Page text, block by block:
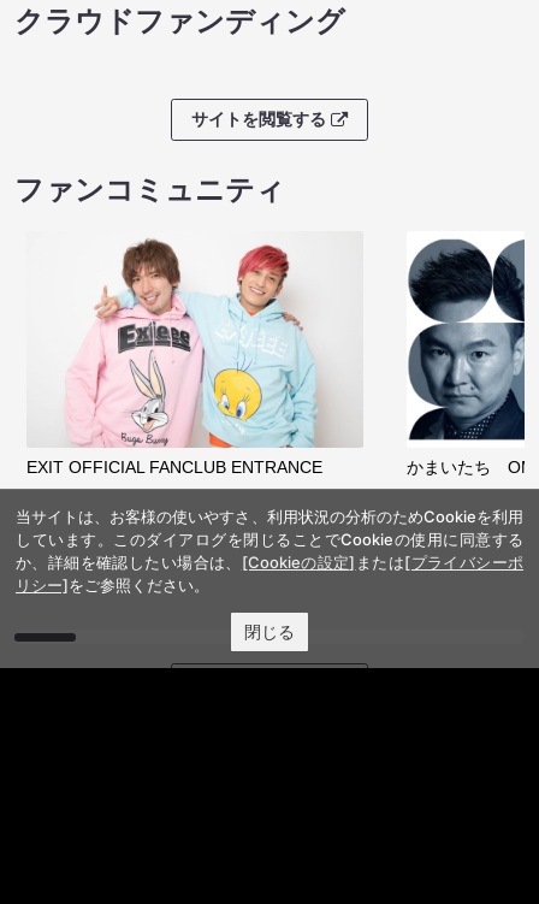
クラウドファンディング
サイトを閲覧する
ファンコミュニティ
EXIT OFFICIAL FANCLUB ENTRANCE かまいたち
当サイトは、お客様の使いやすさ、利用状況の分析のためCookieを利用
しています。このダイアログを閉じることでCookieの使用に同意する
か、詳細を確認したい場合は、 [Cookieの設定] または[プライバシーポ
リシー]をご参照ください。
閉じる